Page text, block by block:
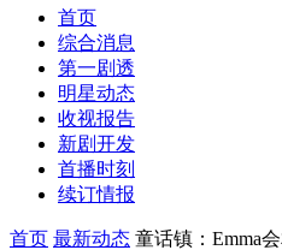
首页
综合消息
第一剧透
明星动态
收视报告
新剧开发
首播时刻
续订情报
首页 最新动态 童话镇：Emma